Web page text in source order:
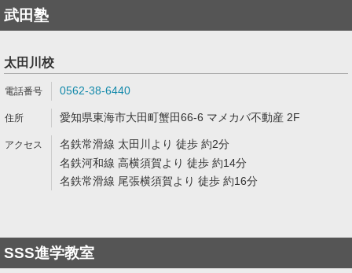
武田塾
太田川校
0562-38-6440
愛知県東海市大田町蟹田66-6 マメカバ不動産 2F
名鉄常滑線 太田川より 徒歩 約2分
名鉄河和線 高横須賀より 徒歩 約14分
名鉄常滑線 尾張横須賀より 徒歩 約16分
SSS進学教室